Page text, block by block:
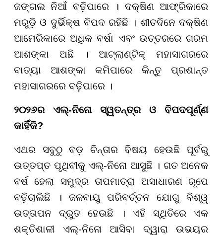
ଜଙ୍ଗଲ ନିଆଁ ବଢ଼ିପାରେ । ଦକ୍ଷିଣ ଆଫ୍ରିକାରେ
ମରୁଡ଼ି ଓ ଦୁର୍ଭିକ୍ଷ ବିପଦ ରହିଛି । ଶୀତଦିନେ ଦକ୍ଷିଣ
ଆମେରିକାରେ ଅଧିକ ବର୍ଷା ଏବଂ ଉତ୍ତରରେ ଗରମ
ଆଶଙ୍କା ଅଛି । ଆଟ୍ଲାଣ୍ଟିକ୍ ମହାସାଗରରେ
ବାତ୍ୟା ଆଶଙ୍କା କମିପାରେ କିନ୍ତୁ ପ୍ରଶାନ୍ତ
ମହାସାଗରରେ ବଢ଼ିପାରେ ।
୨୦୨୬ର ଏଲ୍-ନିନୋ ସ୍ୱତନ୍ତ୍ର ଓ ବିପଦପୂର୍ଣ୍ଣ
କାହିଁକି?
ଏଥର ସବୁଠୁ ବଡ଼ ଚିନ୍ତାର ବିଷୟ ହେଉଛି ପୂର୍ବରୁ
ଉତ୍ତପ୍ତ ପୃଥିବୀକୁ ଏଲ୍-ନିନୋ ଆସୁଛି । ଗତ ଅନେକ
ବର୍ଷ ହେଲା ସମୁଦ୍ର ତାପମାତ୍ରା ଅସାଧାରଣ ରୂପେ
ବଢ଼ିଚାଲିଛି । ଜଳବାୟୁ ପରିବର୍ତ୍ତନ ଯୋଗୁ ବିଶ୍ୱ
ଉତ୍ତାପନ ଦ୍ରୁତ ହେଉଛି । ଏହି ସ୍ଥିତିରେ ଏକ
ଶକ୍ତିଶାଳୀ ଏଲ୍-ନିନୋ ଆସିବା ଦ୍ୱାରା ଉଭୟର